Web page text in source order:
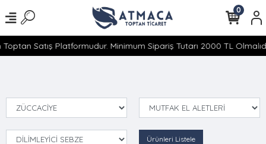
Satış Platformudur. Minimum Sipariş Tutarı 2000 TL
0
Ürünleri Listele